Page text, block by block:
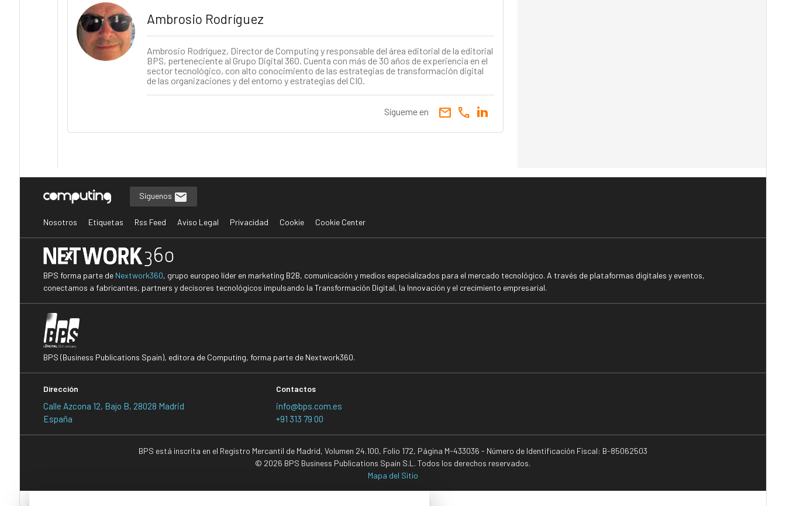
Ambrosio Rodríguez
Ambrosio Rodríguez, Director de Computing y responsable del área editorial de la editorial
BPS, perteneciente al Grupo Digital 360. Cuenta con más de 30 años de experiencia en el
sector tecnológico, con alto conocimiento de las estrategias de transformación digital
de las organizaciones y del entorno y estrategias del CIO.
call
email
Sígueme en
Síguenos
Nosotros Etiquetas Rss Feed Aviso Legal Privacidad Cookie Cookie Center
BPS forma parte de Nextwork360, grupo europeo líder en marketing B2B, comunicación y medios especializados para el mercado tecnológico. A través de plataformas digitales y eventos,
conectamos a fabricantes, partners y decisores tecnológicos impulsando la Transformación Digital, la Innovación y el crecimiento empresarial.
BPS (Business Publications Spain), editora de Computing, forma parte de Nextwork360.
Dirección
Calle Azcona 12, Bajo B, 28028 Madrid
España
Contactos
info@bps.com.es
+91 313 79 00
BPS está inscrita en el Registro Mercantil de Madrid, Volumen 24.100, Folio 172, Página M-433036 - Número de Identificación Fiscal: B-85062503
© 2026 BPS Business Publications Spain S.L. Todos los derechos reservados.
Mapa del Sitio